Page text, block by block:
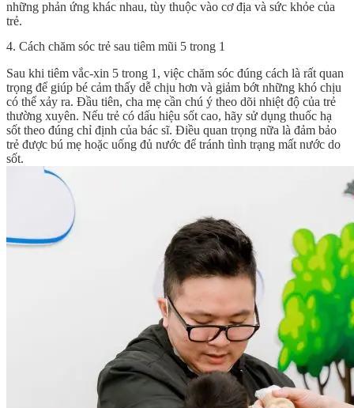
những phản ứng khác nhau, tùy thuộc vào cơ địa và sức khỏe của
trẻ.
4. Cách chăm sóc trẻ sau tiêm mũi 5 trong 1
Sau khi tiêm vắc-xin 5 trong 1, việc chăm sóc đúng cách là rất quan
trọng để giúp bé cảm thấy dễ chịu hơn và giảm bớt những khó chịu
có thể xảy ra. Đầu tiên, cha mẹ cần chú ý theo dõi nhiệt độ của trẻ
thường xuyên. Nếu trẻ có dấu hiệu sốt cao, hãy sử dụng thuốc hạ
sốt theo đúng chỉ định của bác sĩ. Điều quan trọng nữa là đảm bảo
trẻ được bú mẹ hoặc uống đủ nước để tránh tình trạng mất nước do
sốt.